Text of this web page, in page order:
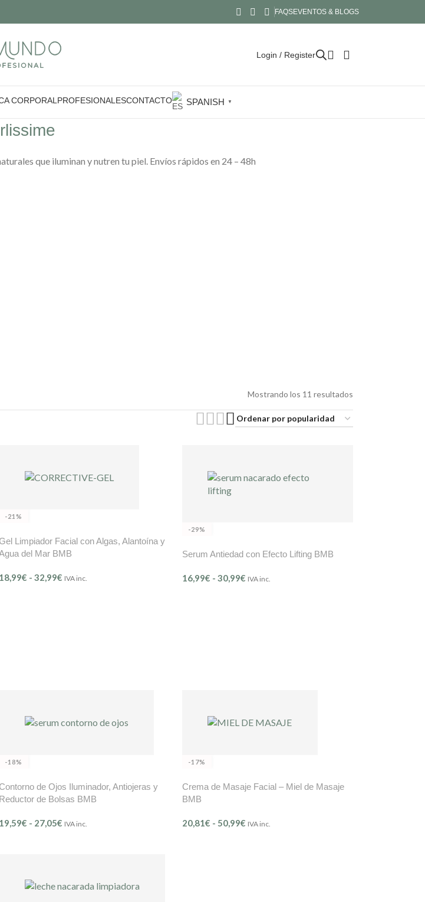
FAQSEVENTOS & BLOGS
Login / Register
CORPORAL PROFESIONALESCONTACTO SPANISH ▼
que iluminan y nutren tu piel. Envíos rápidos en 24 – 48h
Mostrando los 11 resultados
-21%
Gel Limpiador Facial con Algas, Alantoína y
del Mar BMB
18,99€ - 32,99€ IVA inc.
-29%
Serum Antiedad con Efecto Lifting BMB
16,99€ - 30,99€ IVA inc.
-18%
Contorno de Ojos Iluminador, Antiojeras y
Reductor de Bolsas BMB
19,59€ - 27,05€ IVA inc.
-17%
Crema de Masaje Facial – Miel de Masaje
BMB
20,81€ - 50,99€ IVA inc.